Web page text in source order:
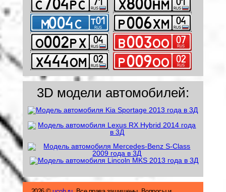
3D модели автомобилей: